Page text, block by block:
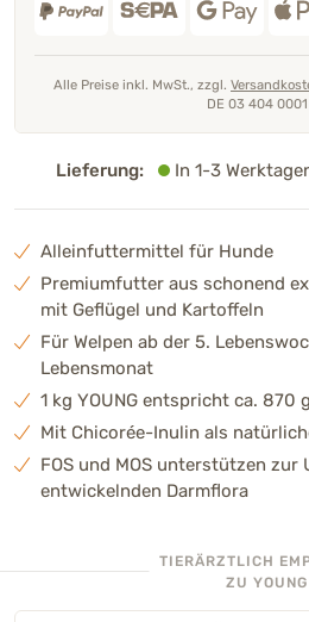
Alleinfuttermittel für Hunde
Premiumfutter aus schonend
mit Geflügel und Kartoffeln
Für Welpen ab der 5.
Lebensmonat
1 kg YOUNG entspricht ca. 870
Mit Chicorée-Inulin als
FOS und MOS unterstützen
entwickelnden Darmflora
Alle Preise inkl. MwSt., zzgl.
DE 03 404
Lieferung: In 1-3
TIERÄRZTLICH
ZU YOUNG